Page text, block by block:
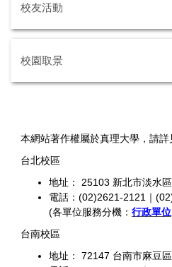
校友活動
校園取景
本網站著作權屬於真理大學，請詳
台北校區
地址： 25103 新北市淡水
電話：(02)2621-2121｜
(各單位服務分機： 行政單位
台南校區
地址： 72147 台南市麻豆